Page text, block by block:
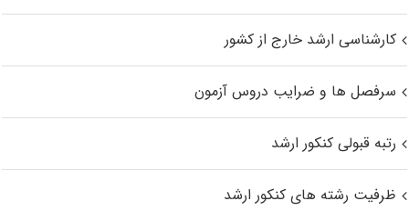
کارشناسی ارشد خارج از کشور
سرفصل ها و ضرایب دروس آزمون
رتبه قبولی کنکور ارشد
ظرفیت رشته های کنکور ارشد